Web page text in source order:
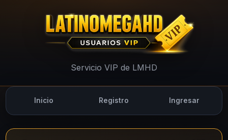
UsuariosVIP - LMHD
Servicio VIP de LMHD
Inicio Registro Ingresar